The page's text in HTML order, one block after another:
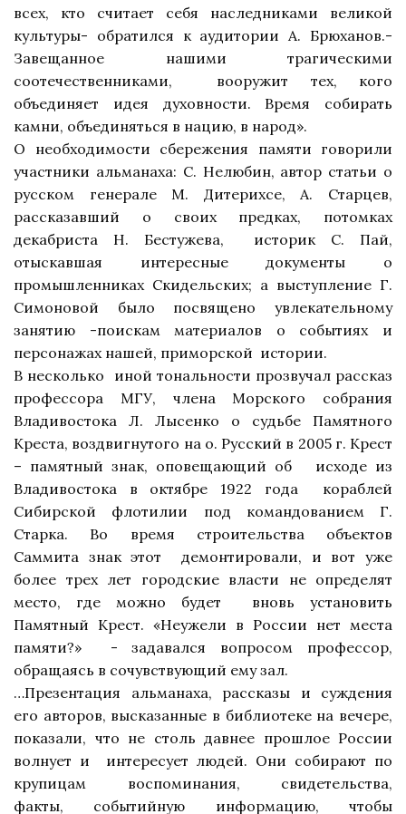
всех,
кто считает себя наследниками великой
культуры- обратился к аудитории А. Брюханов.-
Завещанное
нашими трагическими
соотечественниками,
вооружит тех, кого
объединяет идея духовности. Время собирать
камни, объединяться в нацию, в народ».
О необходимости сбережения памяти говорили
участники альманаха: С. Нелюбин, автор статьи о
русском
генерале М. Дитерихсе,
А. Старцев,
рассказавший о своих предках, потомках
декабриста Н. Бестужева,
историк С. Пай,
отыскавшая интересные документы о
промышленниках Скидельских; а выступление Г.
Симоновой было посвящено увлекательному
занятию -поискам материалов о событиях и
персонажах нашей, приморской истории.
В несколько
иной тональности прозвучал рассказ
профессора МГУ, члена Морского собрания
Владивостока Л. Лысенко о судьбе Памятного
Креста, воздвигнутого на о. Русский в 2005 г. Крест
– памятный знак, оповещающий об
исходе из
Владивостока в октябре
1922 года
кораблей
Сибирской флотилии под командованием Г.
Старка. Во время строительства объектов
Саммита знак этот
демонтировали, и вот уже
более трех лет городские власти не определят
место, где можно будет
вновь установить
Памятный Крест. «Неужели в России нет места
памяти?»
- задавался вопросом
профессор,
обращаясь в сочувствующий ему зал.
…Презентация альманаха, рассказы и суждения
его авторов, высказанные в библиотеке на вечере,
показали, что не столь давнее прошлое России
волнует и
интересует людей. Они собирают по
крупицам воспоминания, свидетельства,
факты,
событийную информацию, чтобы